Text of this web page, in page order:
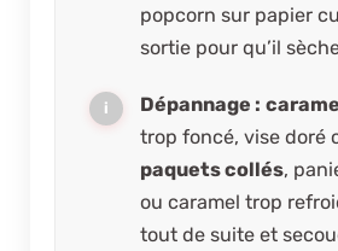
popcorn sur papier
sortie pour qu’il
Dépannage :
trop foncé, vise doré
paquets collés,
ou caramel trop
tout de suite et